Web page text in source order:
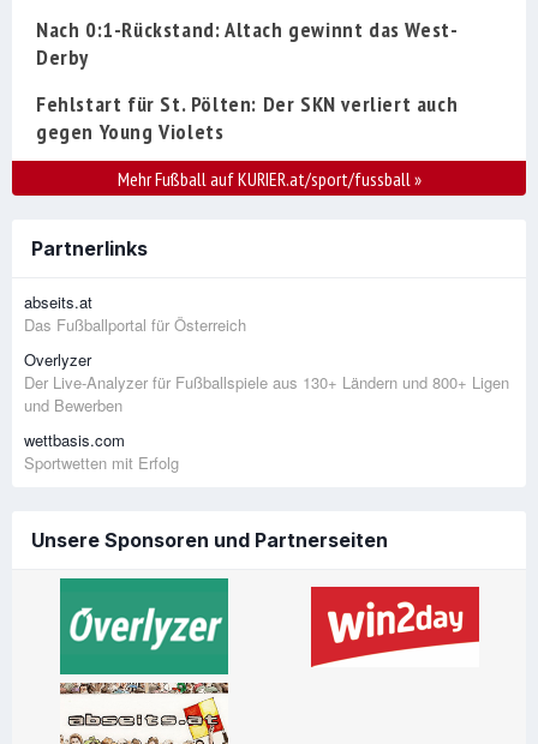
Nach 0:1-Rückstand: Altach gewinnt das West-
Derby
Fehlstart für St. Pölten: Der SKN verliert auch
gegen Young Violets
Mehr Fußball auf KURIER.at/sport/fussball»
Partnerlinks
abseits.at
Das Fußballportal für Österreich
Overlyzer
Der Live-Analyzer für Fußballspiele aus 130+ Ländern und 800+ Ligen
und Bewerben
wettbasis.com
Sportwetten mit Erfolg
Unsere Sponsoren und Partnerseiten